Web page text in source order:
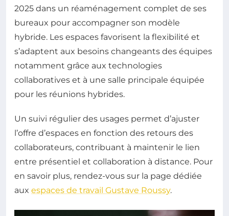
2025 dans un réaménagement complet de ses
bureaux pour accompagner son modèle
hybride. Les espaces favorisent la flexibilité et
s’adaptent aux besoins changeants des équipes
notamment grâce aux technologies
collaboratives et à une salle principale équipée
pour les réunions hybrides.
Un suivi régulier des usages permet d’ajuster
l’offre d’espaces en fonction des retours des
collaborateurs, contribuant à maintenir le lien
entre présentiel et collaboration à distance. Pour
en savoir plus, rendez-vous sur la page dédiée
aux espaces de travail Gustave Roussy.